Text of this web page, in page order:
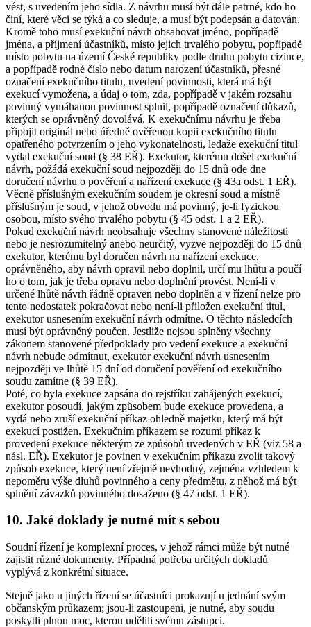
vést, s uvedením jeho sídla. Z návrhu musí být dále patrné, kdo ho
činí, které věci se týká a co sleduje, a musí být podepsán a datován.
Kromě toho musí exekuční návrh obsahovat jméno, popřípadě
jména, a příjmení účastníků, místo jejich trvalého pobytu, popřípadě
místo pobytu na území České republiky podle druhu pobytu cizince,
a popřípadě rodné číslo nebo datum narození účastníků, přesné
označení exekučního titulu, uvedení povinnosti, která má být
exekucí vymožena, a údaj o tom, zda, popřípadě v jakém rozsahu
povinný vymáhanou povinnost splnil, popřípadě označení důkazů,
kterých se oprávněný dovolává. K exekučnímu návrhu je třeba
připojit originál nebo úředně ověřenou kopii exekučního titulu
opatřeného potvrzením o jeho vykonatelnosti, ledaže exekuční titul
vydal exekuční soud (§ 38 EŘ). Exekutor, kterému došel exekuční
návrh, požádá exekuční soud nejpozději do 15 dnů ode dne
doručení návrhu o pověření a nařízení exekuce (§ 43a odst. 1 EŘ).
Věcně příslušným exekučním soudem je okresní soud a místně
příslušným je soud, v jehož obvodu má povinný, je-li fyzickou
osobou, místo svého trvalého pobytu (§ 45 odst. 1 a 2 EŘ).
Pokud exekuční návrh neobsahuje všechny stanovené náležitosti
nebo je nesrozumitelný anebo neurčitý, vyzve nejpozději do 15 dnů
exekutor, kterému byl doručen návrh na nařízení exekuce,
oprávněného, aby návrh opravil nebo doplnil, určí mu lhůtu a poučí
ho o tom, jak je třeba opravu nebo doplnění provést. Není-li v
určené lhůtě návrh řádně opraven nebo doplněn a v řízení nelze pro
tento nedostatek pokračovat nebo není-li přiložen exekuční titul,
exekutor usnesením exekuční návrh odmítne. O těchto následcích
musí být oprávněný poučen. Jestliže nejsou splněny všechny
zákonem stanovené předpoklady pro vedení exekuce a exekuční
návrh nebude odmítnut, exekutor exekuční návrh usnesením
nejpozději ve lhůtě 15 dní od doručení pověření od exekučního
soudu zamítne (§ 39 EŘ).
Poté, co byla exekuce zapsána do rejstříku zahájených exekucí,
exekutor posoudí, jakým způsobem bude exekuce provedena, a
vydá nebo zruší exekuční příkaz ohledně majetku, který má být
exekucí postižen. Exekučním příkazem se rozumí příkaz k
provedení exekuce některým ze způsobů uvedených v EŘ (viz 58 a
násl. EŘ). Exekutor je povinen v exekučním příkazu zvolit takový
způsob exekuce, který není zřejmě nevhodný, zejména vzhledem k
nepoměru výše dluhů povinného a ceny předmětu, z něhož má být
splnění závazků povinného dosaženo (§ 47 odst. 1 EŘ).
10. Jaké doklady je nutné mít s sebou
Soudní řízení je komplexní proces, v jehož rámci může být nutné
zajistit různé dokumenty. Případná potřeba určitých dokladů
vyplývá z konkrétní situace.
Stejně jako u jiných řízení se účastníci prokazují u jednání svým
občanským průkazem; jsou-li zastoupeni, je nutné, aby soudu
poskytli plnou moc, kterou udělili svému zástupci.